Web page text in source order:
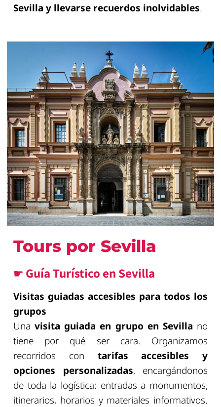
Sevilla y llevarse recuerdos inolvidables.
Tours por Sevilla
☛ Guía Turístico en Sevilla
Visitas guiadas accesibles para todos los
grupos
Unavisita guiada en grupo en Sevilla no
tiene por qué ser cara. Organizamos
recorridos con tarifas accesibles y
opciones personalizadas, encargándonos
de toda la logística: entradas a monumentos,
itinerarios, horarios y materiales informativos.